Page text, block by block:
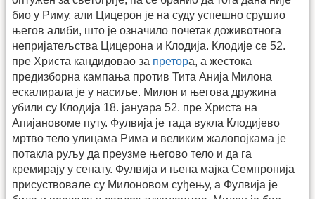
био у Риму, али Цицерон је на суду успешно срушио
његов алиби, што је означило почетак доживотнога
непријатељства Цицерона и Клодија. Клодије се 52.
пре Христа кандидовао за претора, а жестока
предизборна кампања против Тита Анија Милона
ескалирала је у насиље. Милон и његова дружина
убили су Клодија 18. јануара 52. пре Христа на
Апијановоме путу. Фулвија је тада вукла Клодијево
мртво тело улицама Рима и великим жалопојкама је
потакла руљу да преузме његово тело и да га
кремирају у сенату. Фулвија и њена мајка Семпронија
присуствовале су Милоновом суђењу, а Фулвија је